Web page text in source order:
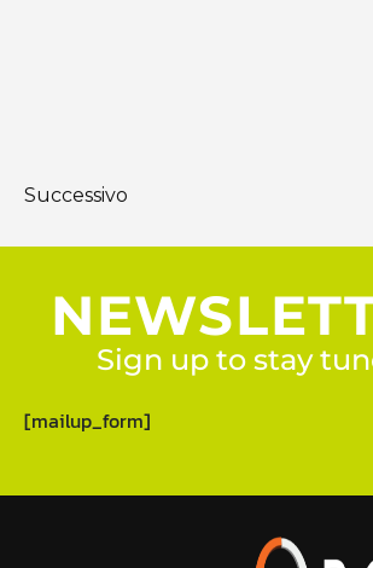
Successivo
Sign up to stay
[mailup_form]